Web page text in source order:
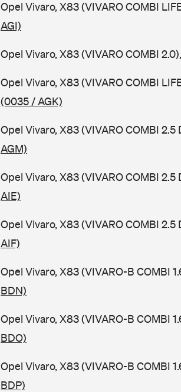
Opel Vivaro, X83 (VIVARO COMBI
AGI)
Opel Vivaro, X83 (VIVARO COMBI
Opel Vivaro, X83 (VIVARO COMBI
(0035 / AGK)
Opel Vivaro, X83 (VIVARO COMBI
AGM)
Opel Vivaro, X83 (VIVARO COMBI
AIE)
Opel Vivaro, X83 (VIVARO COMBI
AIF)
Opel Vivaro, X83 (VIVARO-B COMBI
BDN)
Opel Vivaro, X83 (VIVARO-B COMBI
BDO)
Opel Vivaro, X83 (VIVARO-B COMBI
BDP)